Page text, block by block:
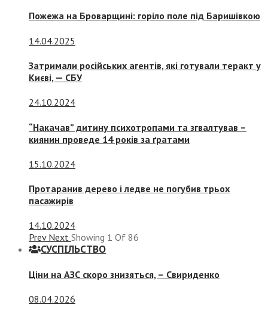
Пожежа на Броварщині: горіло поле під Баришівкою
14.04.2025
Затримали російських агентів, які готували теракт у
Києві, — СБУ
24.10.2024
“Накачав” дитину психотропами та згвалтував –
киянин проведе 14 років за ґратами
15.10.2024
Протаранив дерево і ледве не погубив трьох
пасажирів
14.10.2024
Prev Next Showing 1 Of 86
СУСПIЛЬСТВО
Ціни на АЗС скоро знизяться, – Свириденко
08.04.2026